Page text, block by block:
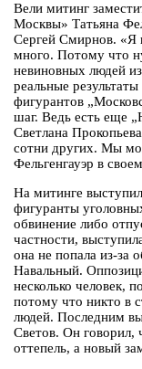
Вели митинг
Москвы» Татьяна
Сергей Смирнов. «Я
много. Потому что
невиновных людей
реальные
фигурантов
шаг. Ведь есть еще
Светлана
сотни других. Мы
Фельгенгауэр в
На митинге
фигуранты
обвинение либо
частности,
она не попала из-за
Навальный.
несколько человек,
потому что никто в
людей. Последним
Светов. Он говорил,
оттепель, а новый